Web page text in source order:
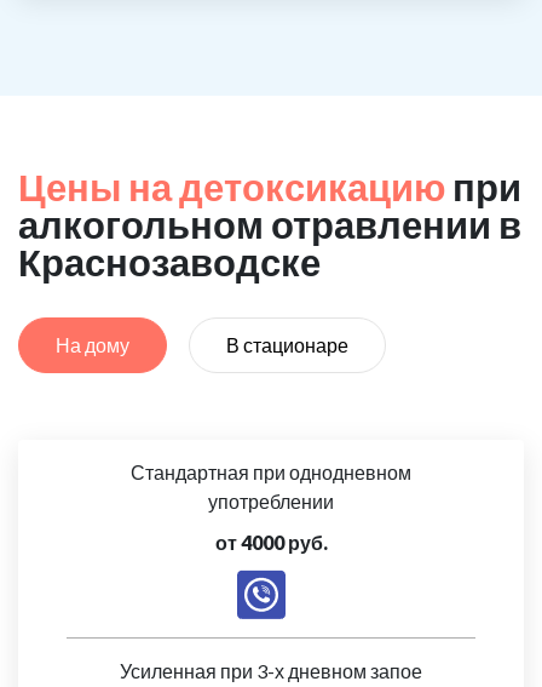
Цены на детоксикацию при
алкогольном отравлении в
Краснозаводске
На дому В стационаре
Стандартная при однодневном
употреблении
от 4000 руб.
Усиленная при 3-х дневном запое